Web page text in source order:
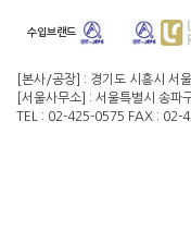
수입브랜드
[본사/공장] : 경기도 시흥시 서
[서울사무소] : 서울특별시 송
TEL : 02-425-0575 FAX :